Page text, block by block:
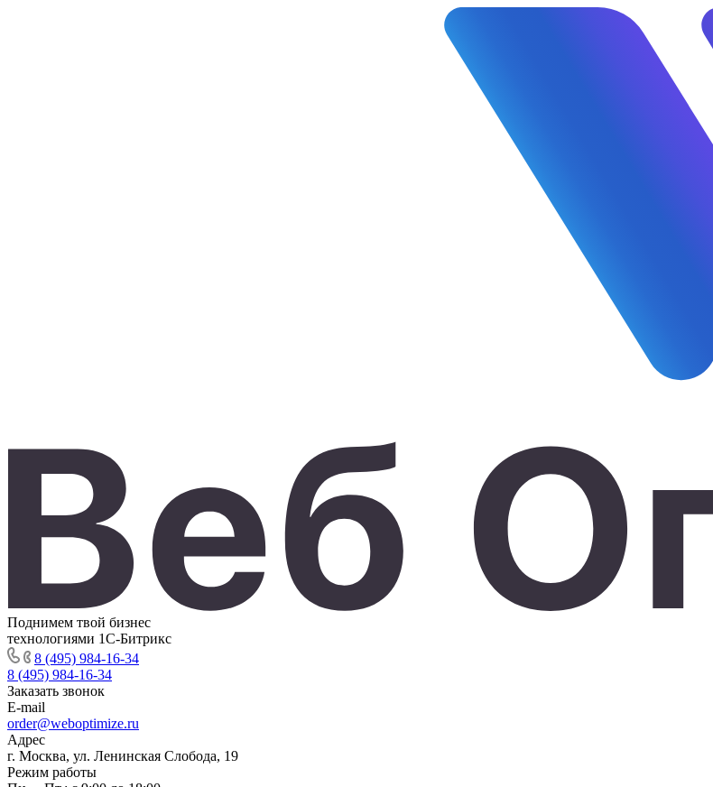
Поднимем твой бизнес
технологиями 1С-Битрикс
8 (495) 984-16-34
8 (495) 984-16-34
Заказать звонок
E-mail
order@weboptimize.ru
Адрес
г. Москва, ул. Ленинская Слобода, 19
Режим работы